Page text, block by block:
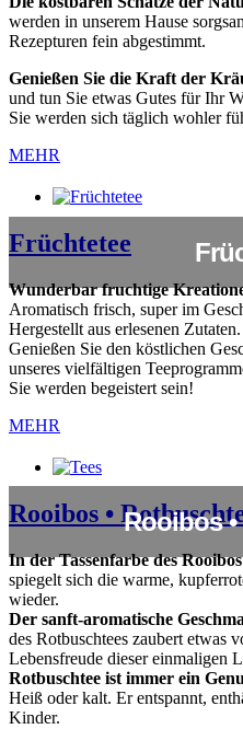
werden in unserem Hause
Rezepturen fein abgestimmt.
Genießen Sie die Kraft der
und tun Sie etwas Gutes für Ihr
Sie werden sich täglich wohler
MEHR
Früchtetee
Wunderbar fruchtige
Aromatisch frisch, super im
Hergestellt aus erlesenen Zutaten.
Genießen Sie den köstlichen
unseres vielfältigen
Sie werden begeistert sein!
MEHR
Rooibos
Rooibos •
In der Tassenfarbe des Rooibos
spiegelt sich die warme,
wieder.
Der sanft-aromatische
des Rotbuschtees zaubert etwas
Lebensfreude dieser einmaligen
Rotbuschtee ist immer ein
Heiß oder kalt. Er entspannt,
Kinder.